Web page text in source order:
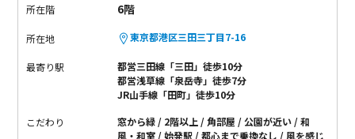
所在階 6階
所在地 東京都港区三田三丁目7-16
最寄り駅
都営三田線「三田」徒歩10分
都営浅草線「泉岳寺」徒歩7分
JR山手線「田町」徒歩10分
こだわり 窓から緑 2階以上 角部屋 公園が近い
和
風・和室
始発駅 都心まで乗換なし
風を感じ